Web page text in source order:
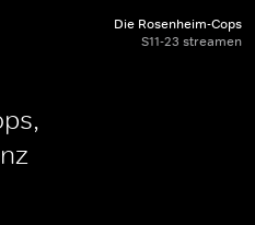
Die Rosenheim-Cops
S11-23 streamen